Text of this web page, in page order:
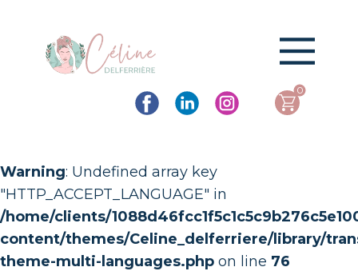
0
Warning: Undefined array key
"HTTP_ACCEPT_LANGUAGE" in
/home/clients/
content/themes/Celine_delferriere/library/
theme-multi-languages.php on line 76